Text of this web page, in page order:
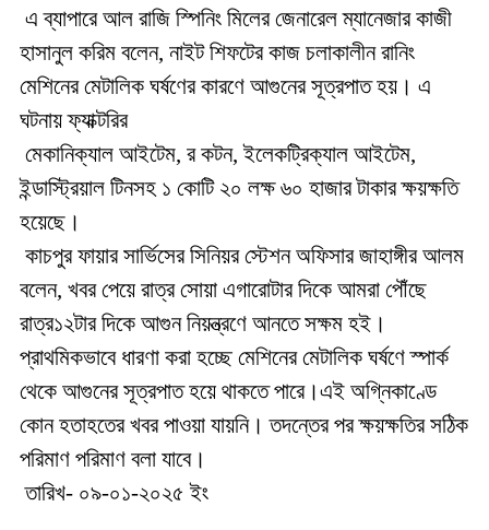
এ ব্যাপারে আল রাজি স্পিনিং মিলের জেনারেল ম্যানেজার কাজী
হাসানুল করিম বলেন, নাইট শিফটের কাজ চলাকালীন রানিং
মেশিনের মেটালিক ঘর্ষণের কারণে আগুনের সূত্রপাত হয়। এ
ঘটনায় ফ্যাক্টরির
মেকানিক্যাল আইটেম, র কটন, ইলেকট্রিক্যাল আইটেম,
ইন্ডাস্ট্রিয়াল টিনসহ ১ কোটি ২০ লক্ষ ৬০ হাজার টাকার ক্ষয়ক্ষতি
হয়েছে।
কাচপুর ফায়ার সার্ভিসের সিনিয়র স্টেশন অফিসার জাহাঙ্গীর আলম
বলেন, খবর পেয়ে রাত্র সোয়া এগারোটার দিকে আমরা পৌঁছে
রাত্র১২টার দিকে আগুন নিয়ন্ত্রণে আনতে সক্ষম হই।
প্রাথমিকভাবে ধারণা করা হচ্ছে মেশিনের মেটালিক ঘর্ষণে স্পার্ক
থেকে আগুনের সূত্রপাত হয়ে থাকতে পারে।এই অগ্নিকাণ্ডে
কোন হতাহতের খবর পাওয়া যায়নি। তদন্তের পর ক্ষয়ক্ষতির সঠিক
পরিমাণ পরিমাণ বলা যাবে।
তারিখ- ০৯-০১-২০২৫ ইং